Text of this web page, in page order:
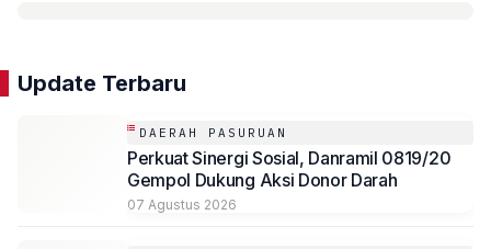
Update Terbaru
DAERAH PASURUAN
Perkuat Sinergi Sosial, Danramil 0819/20
Gempol Dukung Aksi Donor Darah
07 Agustus 2026